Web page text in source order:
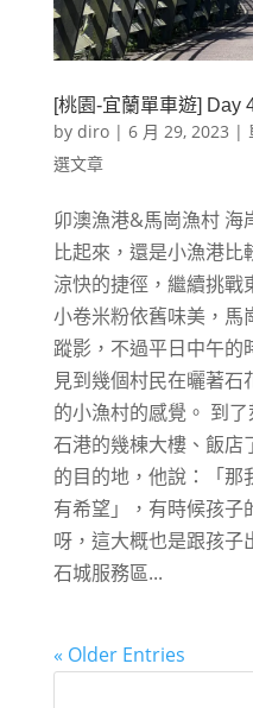
[桃園-宜蘭單車遊] Day
by diro| 6 月 29, 2023 |
選文章
卯澳漁港&馬崗漁村 海
比起來，還是小漁港比
涼快的捷徑，繼續挑戰
小卷米粉依舊味美，馬
蹤影，不過平日中午的
見到幾個村民在曬著
的小漁村的感覺。 到
石港的幾棟大樓、飯店
的目的地，他說：「那
有希望」，有時候孩子
呀，這大概也是跟孩子
石城服務區...
« Older Entries